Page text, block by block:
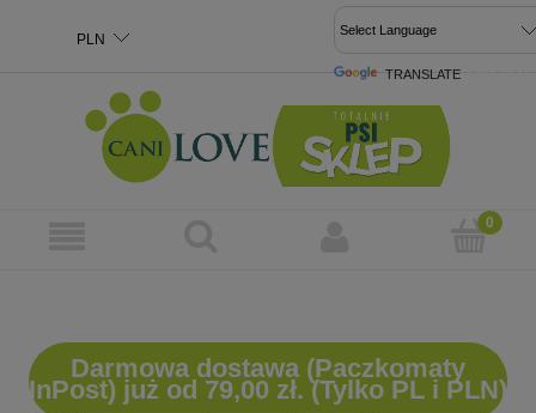
TRANSLATE
Darmowa dostawa (Paczkomaty
InPost) już od 79,00 zł. (Tylko PL i PLN)